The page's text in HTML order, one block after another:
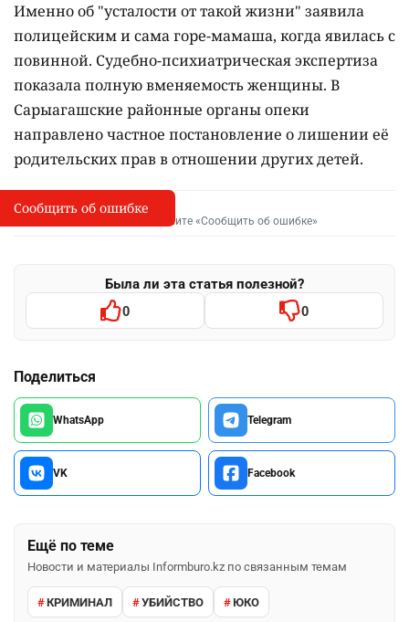
Именно об "усталости от такой жизни" заявила
полицейским и сама горе-мамаша, когда явилась с
повинной. Судебно-психиатрическая экспертиза
показала полную вменяемость женщины. В
Сарыагашские районные органы опеки
направлено частное постановление о лишении её
родительских прав в отношении других детей.
I
Сообщить об опечатке
Выделите фрагмент и нажмите «Сообщить об ошибке»
Была ли эта статья полезной?
0 0
Поделиться
WhatsApp Telegram
VK Facebook
Ещё по теме
Новости и материалы Informburo.kz по связанным темам
КРИМИНАЛ УБИЙСТВО ЮКО
Сообщить об ошибке